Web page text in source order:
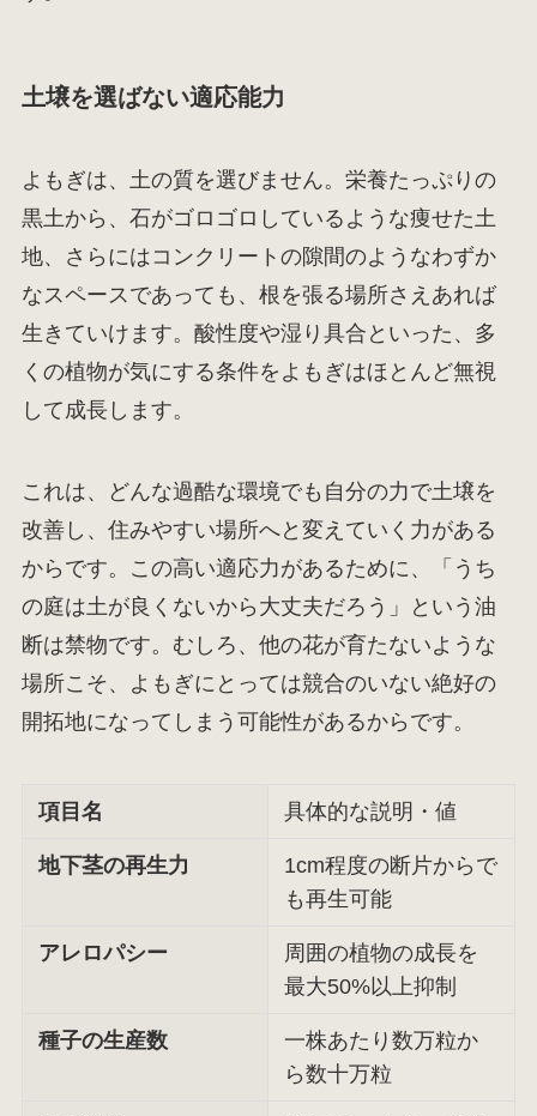
土壌を選ばない適応能力
よもぎは、土の質を選びません。栄養たっぷりの
黒土から、石がゴロゴロしているような痩せた土
地、さらにはコンクリートの隙間のようなわずか
なスペースであっても、根を張る場所さえあれば
生きていけます。酸性度や湿り具合といった、多
くの植物が気にする条件をよもぎはほとんど無視
して成長します。
これは、どんな過酷な環境でも自分の力で土壌を
改善し、住みやすい場所へと変えていく力がある
からです。この高い適応力があるために、「うち
の庭は土が良くないから大丈夫だろう」という油
断は禁物です。むしろ、他の花が育たないような
場所こそ、よもぎにとっては競合のいない絶好の
開拓地になってしまう可能性があるからです。
項目名 具体的な説明・値
地下茎の再生力
1cm程度の断片からで
も再生可能
アレロパシー
周囲の植物の成長を
最大50%以上抑制
種子の生産数
一株あたり数万粒か
ら数十万粒